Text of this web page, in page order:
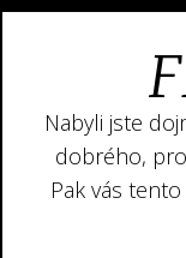
Nabyli jste
dobrého,
Pak vás